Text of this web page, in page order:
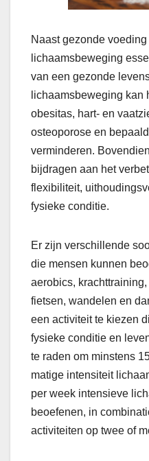
Naast gezonde
lichaamsbeweging
van een gezonde
lichaamsbeweging kan
obesitas, hart- en
osteoporose en
verminderen.
bijdragen aan het
flexibiliteit,
fysieke conditie.
Er zijn verschillende
die mensen kunnen
aerobics,
fietsen, wandelen en
een activiteit te kiezen
fysieke conditie en
te raden om minstens
matige intensiteit
per week intensieve
beoefenen, in
activiteiten op twee of